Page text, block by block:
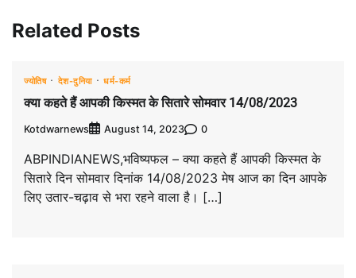
Related Posts
ज्योतिष देश-दुनिया धर्म-कर्म
क्या कहते हैं आपकी किस्मत के सितारे सोमवार 14/08/2023
Kotdwarnews August 14, 2023 0
ABPINDIANEWS,भविष्यफल – क्या कहते हैं आपकी किस्मत के
सितारे दिन सोमवार दिनांक 14/08/2023 मेष आज का दिन आपके
लिए उतार-चढ़ाव से भरा रहने वाला है। […]